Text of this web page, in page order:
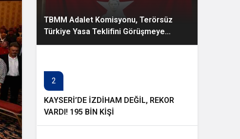
TBMM Adalet Komisyonu, Terörsüz
Türkiye Yasa Teklifini Görüşmeye
Başladı
2
KAYSERİ’DE İZDİHAM DEĞİL, REKOR
VARDI! 195 BİN KİŞİ